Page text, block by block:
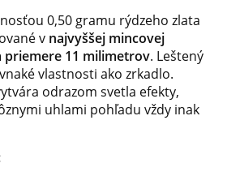
0,50 gramu rýdzeho zlata
v najvyššej mincovej
priemere 11 milimetrov. Leštený
vlastnosti ako zrkadlo.
odrazom svetla efekty,
uhlami pohľadu vždy inak